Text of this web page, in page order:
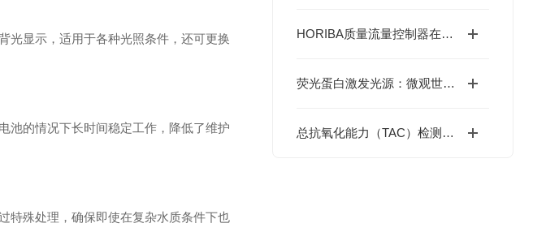
HORIBA质量流量控制器在精密气路工艺中的应用与价值
荧光蛋白激发光源：微观世界成像的“色彩魔术师”
总抗氧化能力（TAC）检测方法的发展与电化学分析技术的应用
光显示，适用于各种光照条件，还可更换
池的情况下长时间稳定工作，降低了维护
特殊处理，确保即使在复杂水质条件下也